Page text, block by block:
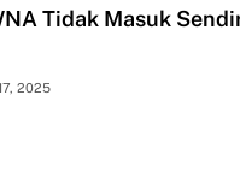
Tidak Masuk
2025